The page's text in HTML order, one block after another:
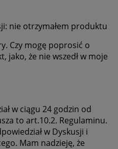
nie otrzymałem produktu
Czy mogę poprosić o
jako, że nie wszedł w moje
w ciągu 24 godzin od
to art.10.2. Regulaminu.
w Dyskusji i
Mam nadzieję, że